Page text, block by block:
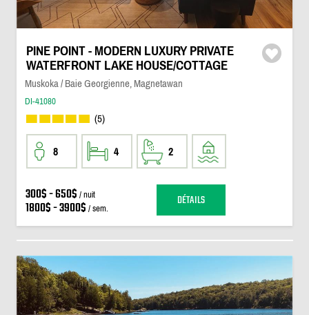
PINE POINT - MODERN LUXURY PRIVATE
WATERFRONT LAKE HOUSE/COTTAGE
Muskoka / Baie Georgienne, Magnetawan
DI-41080
(5)
8 4 2
300$ - 650$ / nuit
1800$ - 3900$ / sem. DÉTAILS